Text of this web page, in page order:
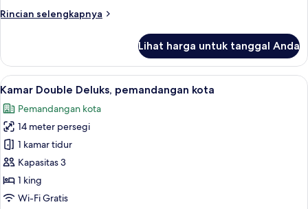
kota
Rincian selengkapnya
Rincian
Kamar
Double
Standar,
kamar,
pemandangan
kota
Lihat harga untuk tanggal Anda
Lihat
semua
foto
untuk
Kamar
Double
Deluks,
pemandangan
4
Kamar Double Deluks, pemandangan kota
Pemandangan kota
14 meter persegi
1 kamar tidur
Kapasitas 3
1 king
Wi-Fi Gratis